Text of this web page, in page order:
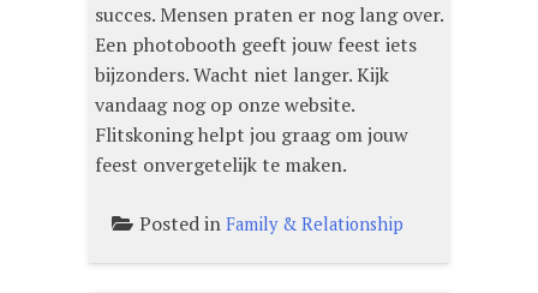
succes. Mensen praten er nog lang over.
Een photobooth geeft jouw feest iets
bijzonders. Wacht niet langer. Kijk
vandaag nog op onze website.
Flitskoning helpt jou graag om jouw
feest onvergetelijk te maken.
Posted in Family & Relationship